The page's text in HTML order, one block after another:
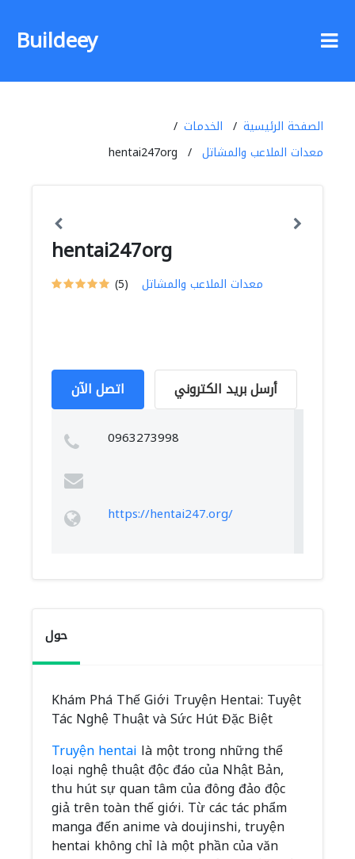
Buildeey
الصفحة الرئيسية
الخدمات
معدات الملاعب والمشاتل
hentai247org
hentai247org
(5) معدات الملاعب والمشاتل
اتصل الآن أرسل بريد الكتروني
0963273998
https://hentai247.org/
حول
Khám Phá Thế Giới Truyện Hentai: Tuyệt
Tác Nghệ Thuật và Sức Hút Đặc Biệt
Truyện hentai là một trong những thể
loại nghệ thuật độc đáo của Nhật Bản,
thu hút sự quan tâm của đông đảo độc
giả trên toàn thế giới. Từ các tác phẩm
manga đến anime và doujinshi, truyện
hentai không chỉ là một phần của văn